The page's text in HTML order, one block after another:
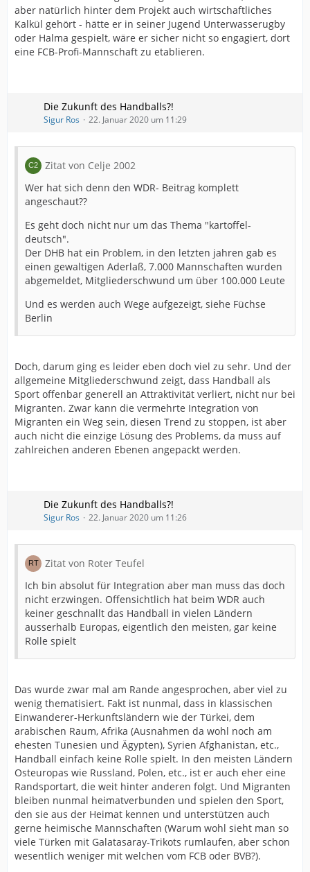
aber natürlich hinter dem Projekt auch wirtschaftliches
Kalkül gehört - hätte er in seiner Jugend Unterwasserugby
oder Halma gespielt, wäre er sicher nicht so engagiert, dort
eine FCB-Profi-Mannschaft zu etablieren.
Die Zukunft des Handballs?!
Sigur Ros 22. Januar 2020 um 11:29
Zitat von Celje 2002
Wer hat sich denn den WDR- Beitrag komplett
angeschaut??
Es geht doch nicht nur um das Thema "kartoffel-
deutsch".
Der DHB hat ein Problem, in den letzten jahren gab es
einen gewaltigen Aderlaß, 7.000 Mannschaften wurden
abgemeldet, Mitgliederschwund um über 100.000 Leute
Und es werden auch Wege aufgezeigt, siehe Füchse
Berlin
Doch, darum ging es leider eben doch viel zu sehr. Und der
allgemeine Mitgliederschwund zeigt, dass Handball als
Sport offenbar generell an Attraktivität verliert, nicht nur bei
Migranten. Zwar kann die vermehrte Integration von
Migranten ein Weg sein, diesen Trend zu stoppen, ist aber
auch nicht die einzige Lösung des Problems, da muss auf
zahlreichen anderen Ebenen angepackt werden.
Die Zukunft des Handballs?!
Sigur Ros 22. Januar 2020 um 11:26
Zitat von Roter Teufel
Ich bin absolut für Integration aber man muss das doch
nicht erzwingen. Offensichtlich hat beim WDR auch
keiner geschnallt das Handball in vielen Ländern
ausserhalb Europas, eigentlich den meisten, gar keine
Rolle spielt
Das wurde zwar mal am Rande angesprochen, aber viel zu
wenig thematisiert. Fakt ist nunmal, dass in klassischen
Einwanderer-Herkunftsländern wie der Türkei, dem
arabischen Raum, Afrika (Ausnahmen da wohl noch am
ehesten Tunesien und Ägypten), Syrien Afghanistan, etc.,
Handball einfach keine Rolle spielt. In den meisten Ländern
Osteuropas wie Russland, Polen, etc., ist er auch eher eine
Randsportart, die weit hinter anderen folgt. Und Migranten
bleiben nunmal heimatverbunden und spielen den Sport,
den sie aus der Heimat kennen und unterstützen auch
gerne heimische Mannschaften (Warum wohl sieht man so
viele Türken mit Galatasaray-Trikots rumlaufen, aber schon
wesentlich weniger mit welchen vom FCB oder BVB?).